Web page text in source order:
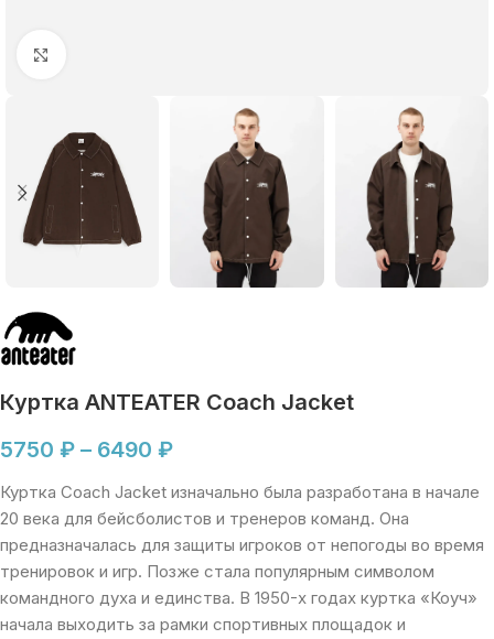
Куртка ANTEATER Coach Jacket
5750 ₽ – 6490 ₽
Куртка Coach Jacket изначально была разработана в начале
20 века для бейсболистов и тренеров команд. Она
предназначалась для защиты игроков от непогоды во время
тренировок и игр. Позже стала популярным символом
командного духа и единства. В 1950-х годах куртка «Коуч»
начала выходить за рамки спортивных площадок и